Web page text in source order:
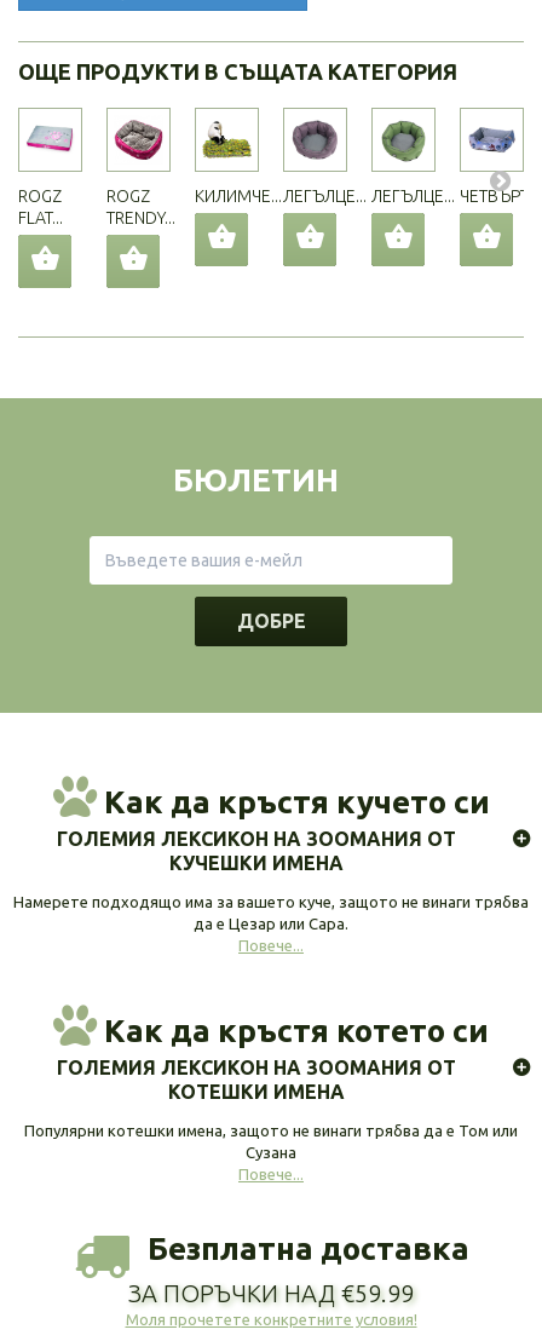
ОЩЕ ПРОДУКТИ В СЪЩАТА КАТЕГОРИЯ
ROGZ
FLAT...
ROGZ
TRENDY...
КИЛИМЧЕ...ЛЕГЪЛЦЕ... ЛЕГЪЛЦЕ...
БЮЛЕТИН
ДОБРЕ
Как да кръстя кучето си
ГОЛЕМИЯ ЛЕКСИКОН НА ЗООМАНИЯ ОТ
КУЧЕШКИ ИМЕНА
Намерете подходящо има за вашето куче, защото не винаги трябва
да е Цезар или Сара.
Повече...
Как да кръстя котето си
ГОЛЕМИЯ ЛЕКСИКОН НА ЗООМАНИЯ ОТ
КОТЕШКИ ИМЕНА
Популярни котешки имена, защото не винаги трябва да е Том или
Сузана
Повече...
Безплатна доставка
ЗА ПОРЪЧКИ НАД €59.99
Моля прочетете конкретните условия!